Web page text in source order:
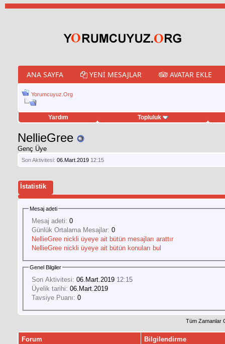
ANA SAYFA YENI MESAJLAR AVATAR EKLE
Yorumcuyuz.Org
Yardım Topluluk
hilesi
NellieGree
Genç Üye
Son Aktivitesi: 06.Mart.2019 12:15
İstatistik
Mesaj adeti
Mesaj adeti: 0
Günlük Ortalama Mesajlar: 0
NellieGree nickli üyeye ait bütün mesajları arattır
NellieGree nickli üyeye ait bütün konuları bul
Genel Bilgiler
Son Aktivitesi: 06.Mart.2019 12:15
Üyelik tarihi: 06.Mart.2019
Tavsiye Puanı: 0
Tüm Zamanlar
Forum Bilgilendirme